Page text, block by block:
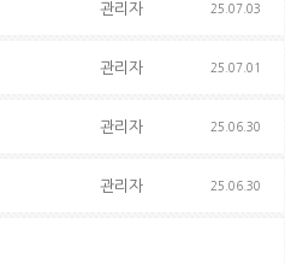
관리자 25.07.03
관리자 25.07.01
관리자 25.06.30
관리자 25.06.30